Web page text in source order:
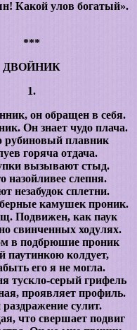
Какой улов богатый».
***
ДВОЙНИК
1.
он обращен в себя.
Он знает чудо плача.
рубиновый плавник
горяча отдача.
вызывают стыд.
назойливее слепня.
незабудок сплетни.
камушек проник.
Подвижен, как паук
свинченных ходулях.
в подбрюшие проник
паутинкою колдует,
его я не могла.
тускло-серый грифель
проявляет профиль.
сулит.
что свершает подвиг